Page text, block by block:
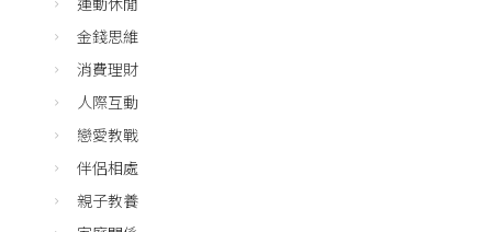
金錢思維
消費理財
人際互動
戀愛教戰
伴侶相處
親子教養